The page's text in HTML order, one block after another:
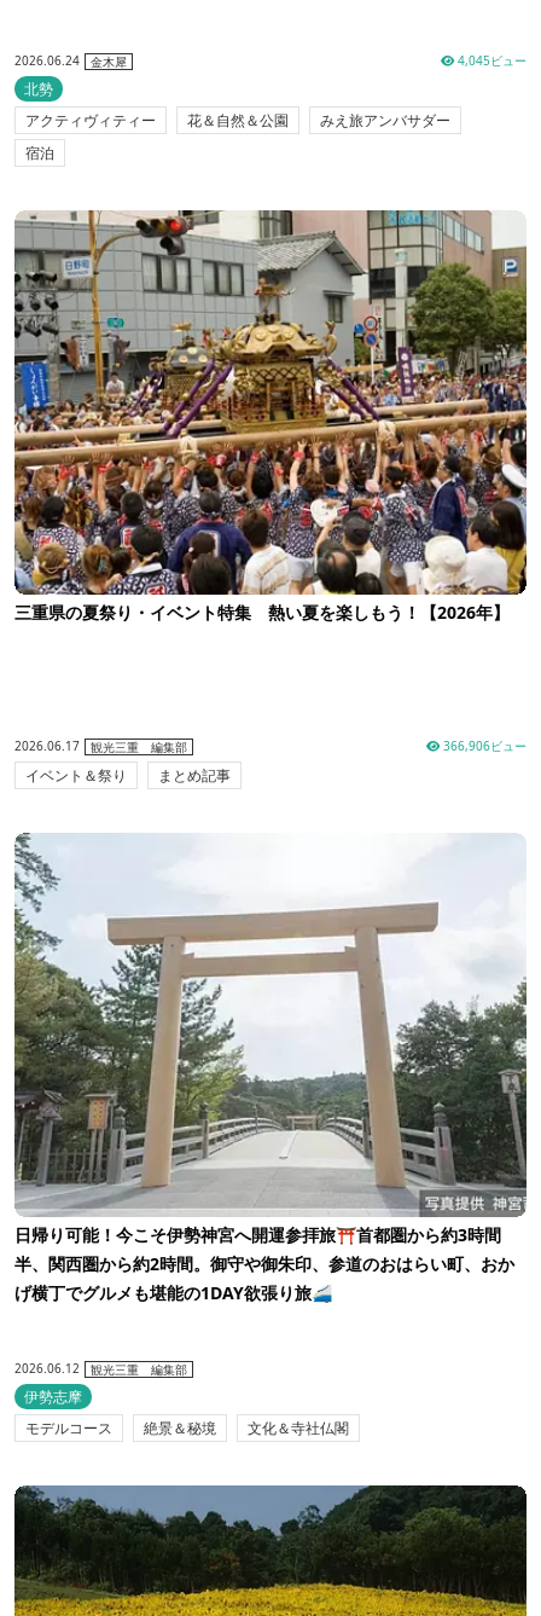
2026.06.24 金木犀 4,045ビュー
北勢
アクティヴィティー
花＆自然＆公園
みえ旅アンバサダー
宿泊
三重県の夏祭り・イベント特集 熱い夏を楽しもう！【2026年】
2026.06.17 観光三重 編集部 366,906ビュー
イベント＆祭り まとめ記事
日帰り可能！今こそ伊勢神宮へ開運参拝旅⛩首都圏から約3時間
半、関西圏から約2時間。御守や御朱印、参道のおはらい町、おか
げ横丁でグルメも堪能の1DAY欲張り旅🚄
2026.06.12 観光三重 編集部
伊勢志摩
モデルコース
絶景＆秘境 文化＆寺社仏閣